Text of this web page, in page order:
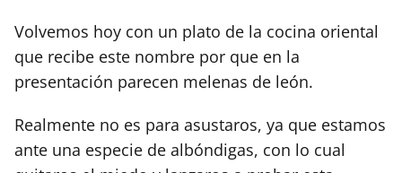
Volvemos hoy con un plato de la cocina oriental
que recibe este nombre por que en la
presentación parecen melenas de león.
Realmente no es para asustaros, ya que estamos
ante una especie de albóndigas, con lo cual